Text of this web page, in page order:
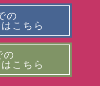
の
こちら
の
こちら